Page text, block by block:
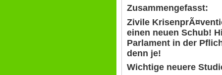
Zusammengefasst:
Zivile
einen neuen Schub!
Parlament in der
denn je!
Wichtige neuere